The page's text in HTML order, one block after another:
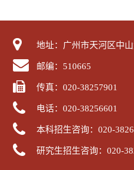
地址：广州市天河区中
邮编：510665
传真：020-38257901
电话：020-38256601
本科招生咨询：020-
研究生招生咨询：020-